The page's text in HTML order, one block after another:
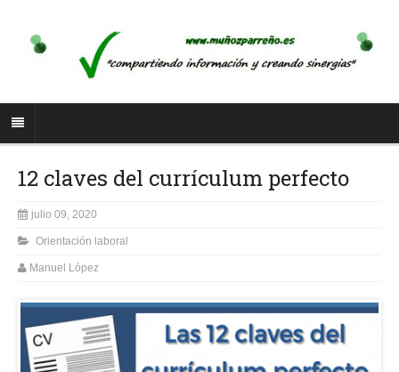
12 claves del currículum perfecto
julio 09, 2020
Orientación laboral
Manuel López